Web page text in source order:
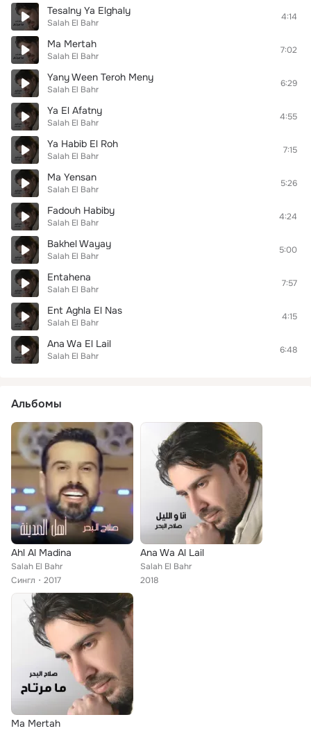
Tesalny Ya Elghaly
Salah El Bahr
4:14
Ma Mertah
Salah El Bahr
7:02
Yany Ween Teroh Meny
Salah El Bahr
6:29
Ya El Afatny
Salah El Bahr
4:55
Ya Habib El Roh
Salah El Bahr
7:15
Ma Yensan
Salah El Bahr
5:26
Fadouh Habiby
Salah El Bahr
4:24
Bakhel Wayay
Salah El Bahr
5:00
Entahena
Salah El Bahr
7:57
Ent Aghla El Nas
Salah El Bahr
4:15
Ana Wa El Lail
Salah El Bahr
6:48
Альбомы
Ahl Al Madina
Salah El Bahr
Сингл
2017
Ana Wa Al Lail
Salah El Bahr
2018
Ma Mertah